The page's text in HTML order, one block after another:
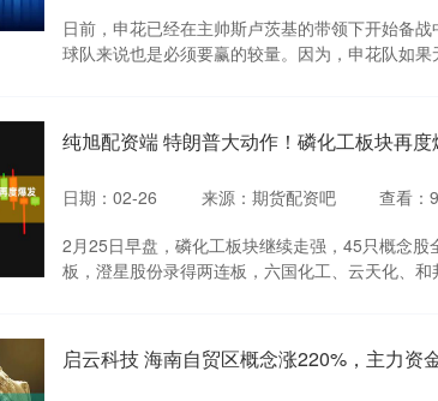
日前，申花已经在主帅斯卢茨基的带领下开始备
球队来说也是必须要赢的较量。因为，申花队如
纯旭配资端 特朗普大动作！磷化工板块再
日期：02-26 来源：期货配资吧 查看：
2月25日早盘，磷化工板块继续走强，45只概念
板，澄星股份录得两连板，六国化工、云天化、
启云科技 海南自贸区概念涨220%，主力资